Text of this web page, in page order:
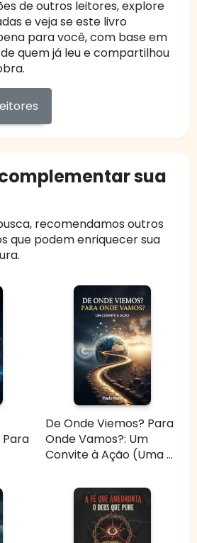
de outros leitores, explore
e veja se este livro
para você, com base em
quem já leu e compartilhou
sua
recomendamos outros
que podem enriquecer sua
Para
De Onde Viemos? Para
Onde Vamos?: Um
Convite à Ação (Uma ...